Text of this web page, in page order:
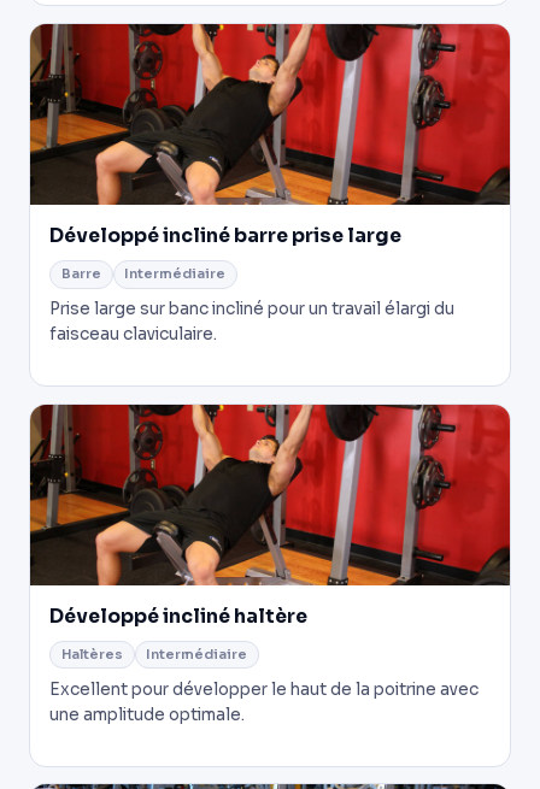
Développé incliné barre prise large
Barre Intermédiaire
Prise large sur banc incliné pour un travail élargi du
faisceau claviculaire.
Développé incliné haltère
Haltères Intermédiaire
Excellent pour développer le haut de la poitrine avec
une amplitude optimale.